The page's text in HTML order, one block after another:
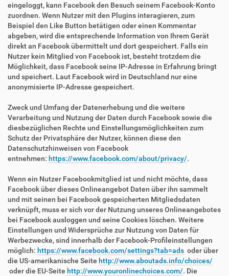
eingeloggt, kann Facebook den Besuch seinem Facebook-Konto
zuordnen. Wenn Nutzer mit den Plugins interagieren, zum
Beispiel den Like Button betätigen oder einen Kommentar
abgeben, wird die entsprechende Information von Ihrem Gerät
direkt an Facebook übermittelt und dort gespeichert. Falls ein
Nutzer kein Mitglied von Facebook ist, besteht trotzdem die
Möglichkeit, dass Facebook seine IP-Adresse in Erfahrung bringt
und speichert. Laut Facebook wird in Deutschland nur eine
anonymisierte IP-Adresse gespeichert.
Zweck und Umfang der Datenerhebung und die weitere
Verarbeitung und Nutzung der Daten durch Facebook sowie die
diesbezüglichen Rechte und Einstellungsmöglichkeiten zum
Schutz der Privatsphäre der Nutzer, können diese den
Datenschutzhinweisen von Facebook
entnehmen: https://www.facebook.com/about/privacy/.
Wenn ein Nutzer Facebookmitglied ist und nicht möchte, dass
Facebook über dieses Onlineangebot Daten über ihn sammelt
und mit seinen bei Facebook gespeicherten Mitgliedsdaten
verknüpft, muss er sich vor der Nutzung unseres Onlineangebotes
bei Facebook ausloggen und seine Cookies löschen. Weitere
Einstellungen und Widersprüche zur Nutzung von Daten für
Werbezwecke, sind innerhalb der Facebook-Profileinstellungen
möglich: https://www.facebook.com/settings?tab=ads oder über
die US-amerikanische Seite http://www.aboutads.info/choices/
oder die EU-Seite http://www.youronlinechoices.com/. Die